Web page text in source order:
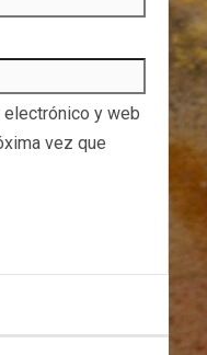
electrónico y web
vez que